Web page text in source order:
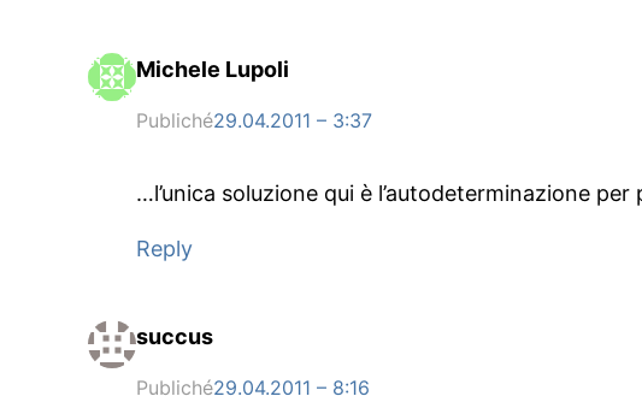
Michele Lupoli
Publiché29.04.2011 – 3:37
…l’unica soluzione qui è l’autodeterminazione
Reply
succus
Publiché29.04.2011 – 8:16